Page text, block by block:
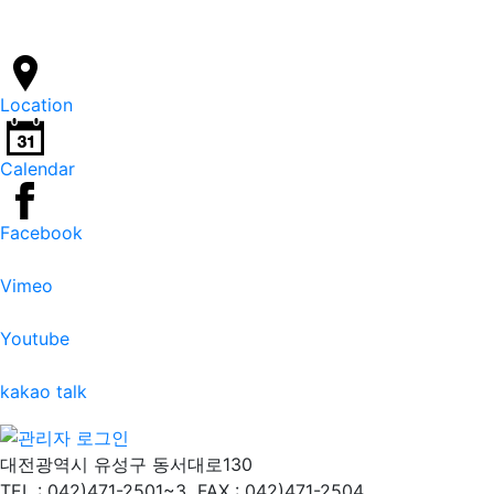
Location
Calendar
Facebook
Vimeo
Youtube
kakao talk
대전광역시 유성구 동서대로130